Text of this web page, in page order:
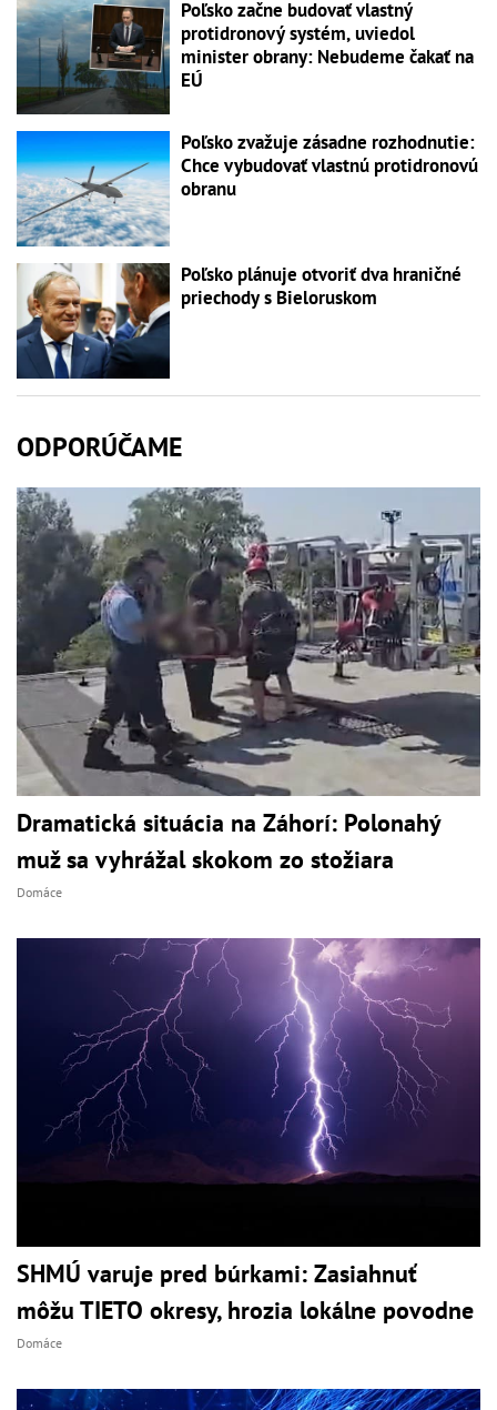
Poľsko začne budovať vlastný
protidronový systém, uviedol
minister obrany: Nebudeme čakať na
EÚ
Poľsko zvažuje zásadne rozhodnutie:
Chce vybudovať vlastnú protidronovú
obranu
Poľsko plánuje otvoriť dva hraničné
priechody s Bieloruskom
ODPORÚČAME
Dramatická situácia na Záhorí: Polonahý
muž sa vyhrážal skokom zo stožiara
Domáce
SHMÚ varuje pred búrkami: Zasiahnuť
môžu TIETO okresy, hrozia lokálne povodne
Domáce